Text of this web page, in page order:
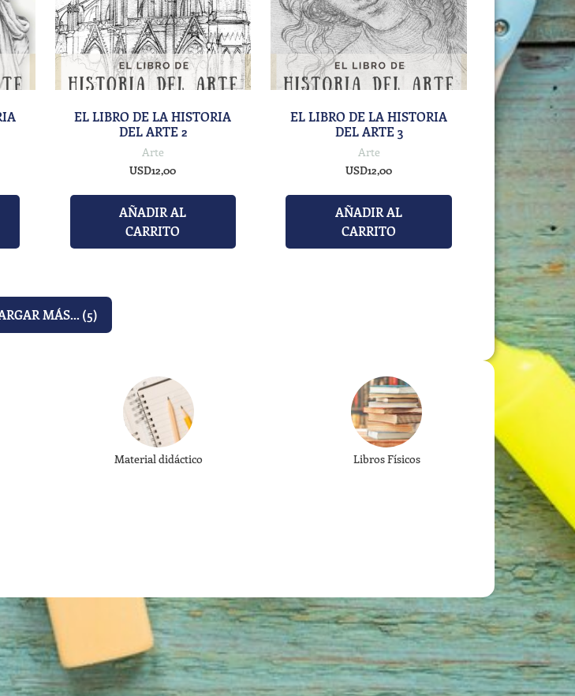
EL LIBRO DE LA HISTORIA
DEL ARTE 2
Arte
USD12,00
AÑADIR AL
CARRITO
EL LIBRO DE LA HISTORIA
DEL ARTE 3
Arte
USD12,00
AÑADIR AL
CARRITO
MÁS... (5)
Material didáctico Libros Físicos